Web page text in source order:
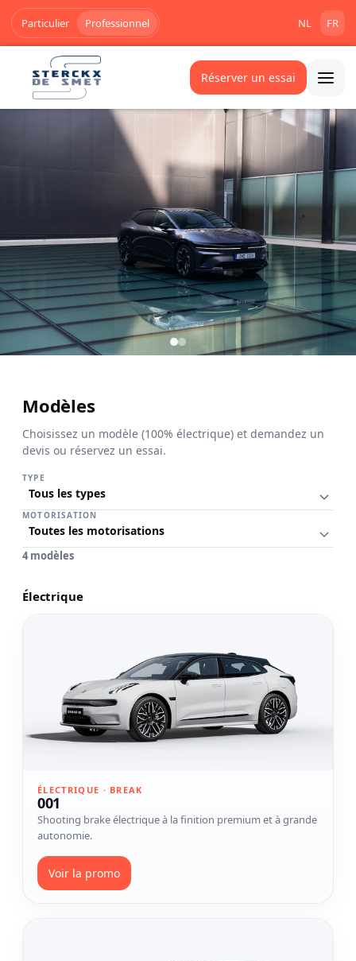
Particulier Professionnel NL FR
Réserver un essai
Découvrez le Zeekr 7GT
devis.
Voir modèles
Modèles
Choisissez un modèle (100% électrique) et demandez un
devis ou réservez un essai.
TYPE
MOTORISATION
4 modèles
Électrique
ÉLECTRIQUE · BREAK
001
Shooting brake électrique à la finition premium et à grande
autonomie.
Voir la promo